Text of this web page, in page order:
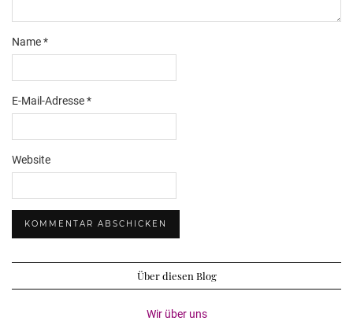
Name*
E-Mail-Adresse*
Website
Über diesen Blog
Wir über uns